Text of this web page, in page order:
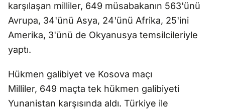
karşılaşan milliler, 649 müsabakanın 563'ünü
Avrupa, 34'ünü Asya, 24'ünü Afrika, 25'ini
Amerika, 3'ünü de Okyanusya temsilcileriyle
yaptı.
Hükmen galibiyet ve Kosova maçı
Milliler, 649 maçta tek hükmen galibiyeti
Yunanistan karşısında aldı. Türkiye ile